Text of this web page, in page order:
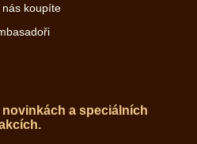
nás koupíte
a speciálních